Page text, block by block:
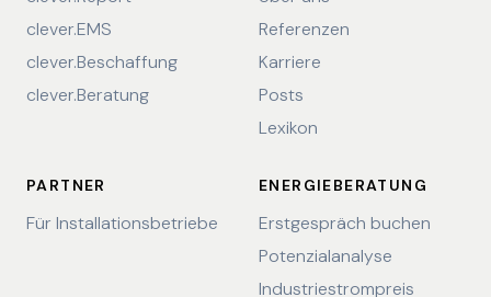
clever.EMS
clever.Beschaffung
clever.Beratung
Referenzen
Karriere
Posts
Lexikon
PARTNER
Für Installationsbetriebe
ENERGIEBERATUNG
Erstgespräch buchen
Potenzialanalyse
Industriestrompreis